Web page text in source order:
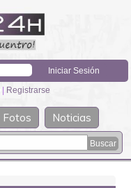
| Registrarse
Fotos
Noticias